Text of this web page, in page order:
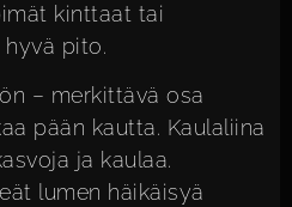
kinttaat tai
pito.
– merkittävä osa
pään kautta. Kaulaliina
ja kaulaa.
lumen häikäisyä